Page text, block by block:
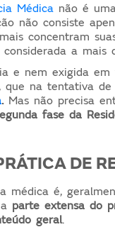
Médica não é
não consiste
concentram
considerada a
e nem exigida em
que na tentativa
.Mas não precisa
fase da
DE
médica é,
parte extensa do
geral.